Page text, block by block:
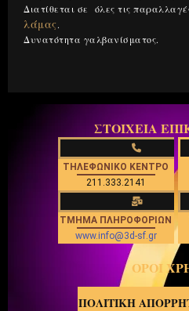
Διατίθεται σε όλες τις
λάμας.
Δυνατότητα γαλβανίσματος.
ΣΤΟΙΧΕΙΑ
ΤΗΛΕΦΩΝΙΚΟ ΚΕΝΤΡΟ
211.333.2141
ΤΜΗΜΑ ΠΛΗΡΟΦΟΡΙΩΝ
www.info@3d-sf.gr
ΟΡΟΙ
ΠΟΛΙΤΙΚΗ